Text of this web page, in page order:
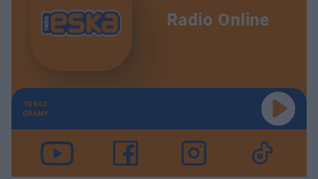
Radio Online
TERAZ
GRAMY